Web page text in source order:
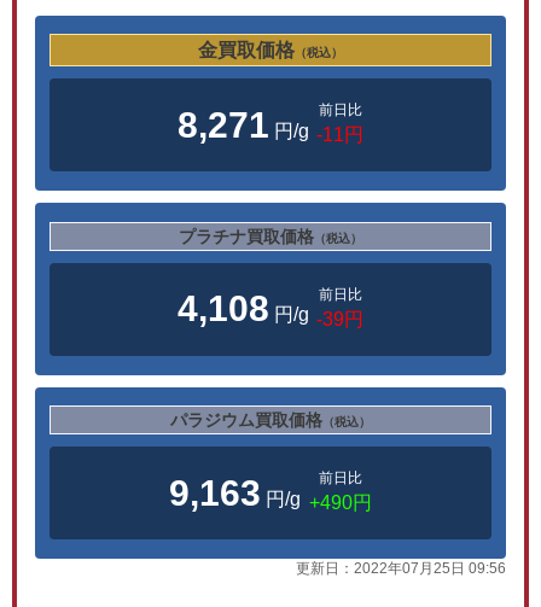
金買取価格 （税込）
8,271 円/g
前日比
-11円
プラチナ買取価格 （税込）
4,108 円/g
前日比
-39円
パラジウム買取価格 （税込）
9,163 円/g
前日比
+490円
更新日： 2022年07月25日 09:56